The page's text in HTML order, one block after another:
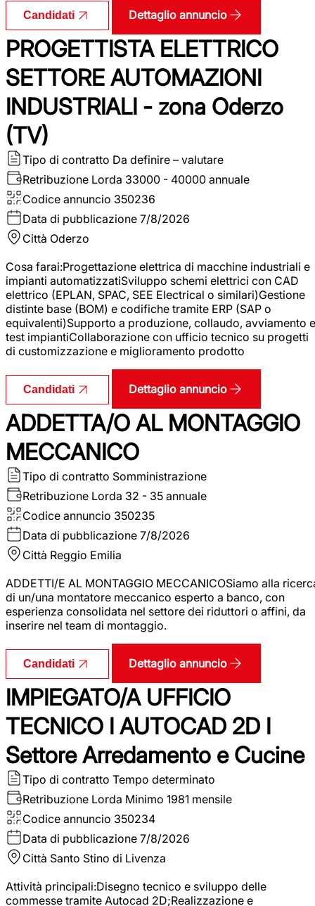
Candidati Dettaglio annuncio
PROGETTISTA ELETTRICO
SETTORE AUTOMAZIONI
INDUSTRIALI - zona Oderzo
(TV)
Tipo di contratto Da definire – valutare
Retribuzione Lorda 33000 - 40000 annuale
Codice annuncio 350236
Data di pubblicazione 7/8/2026
Città Oderzo
Cosa farai:Progettazione elettrica di macchine industriali e
impianti automatizzatiSviluppo schemi elettrici con CAD
elettrico (EPLAN, SPAC, SEE Electrical o similari)Gestione
distinte base (BOM) e codifiche tramite ERP (SAP o
equivalenti)Supporto a produzione, collaudo, avviamento e
test impiantiCollaborazione con ufficio tecnico su progetti
di customizzazione e miglioramento prodotto
Candidati Dettaglio annuncio
ADDETTA/O AL MONTAGGIO
MECCANICO
Tipo di contratto Somministrazione
Retribuzione Lorda 32 - 35 annuale
Codice annuncio 350235
Data di pubblicazione 7/8/2026
Città Reggio Emilia
ADDETTI/E AL MONTAGGIO MECCANICOSiamo alla
di un/una montatore meccanico esperto a banco, con
esperienza consolidata nel settore dei riduttori o affini, da
inserire nel team di montaggio.
Candidati Dettaglio annuncio
IMPIEGATO/A UFFICIO
TECNICO I AUTOCAD 2D I
Settore Arredamento e Cucine
Tipo di contratto Tempo determinato
Retribuzione Lorda Minimo 1981 mensile
Codice annuncio 350234
Data di pubblicazione 7/8/2026
Città Santo Stino di Livenza
Attività principali:Disegno tecnico e sviluppo delle
commesse tramite Autocad 2D;Realizzazione e